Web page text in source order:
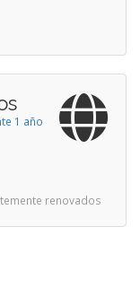
1 año
renovados